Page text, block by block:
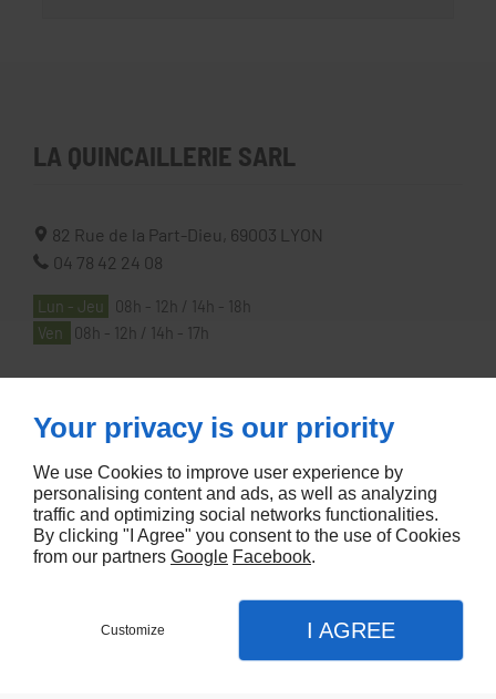
LA QUINCAILLERIE SARL
82 Rue de la Part-Dieu, 69003
LYON
04 78 42 24 08
Lun - Jeu
08h - 12h / 14h - 18h
Ven
08h - 12h / 14h - 17h
À PROPOS
Accueil
Contactez-nous
Mentions légales
Plan du site
Your privacy is our priority
We use Cookies to improve user experience by
personalising content and ads, as well as analyzing
traffic and optimizing social networks functionalities.
By clicking "I Agree" you consent to the use of Cookies
from our partners Google Facebook.
Customize I AGREE